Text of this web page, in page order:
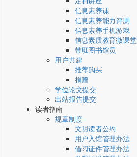
信息素养课
信息素养能力评测
信息素养手机游戏
信息素质教育微课堂
带班图书馆员
用户共建
推荐购买
捐赠
学位论文提交
出站报告提交
读者指南
规章制度
文明读者公约
用户入馆管理办法
借阅证件管理办法